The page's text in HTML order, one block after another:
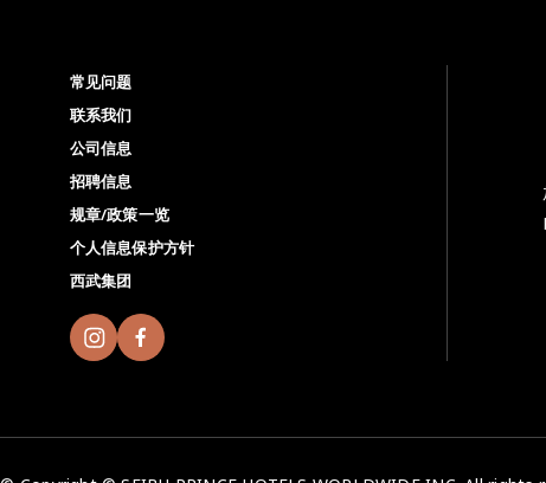
常见问题
联系我们
公司信息
招聘信息
规章/政策一览
个人信息保护方针
西武集团